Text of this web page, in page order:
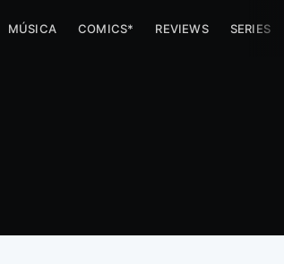
MÚSICA COMICS* REVIEWS SERIES